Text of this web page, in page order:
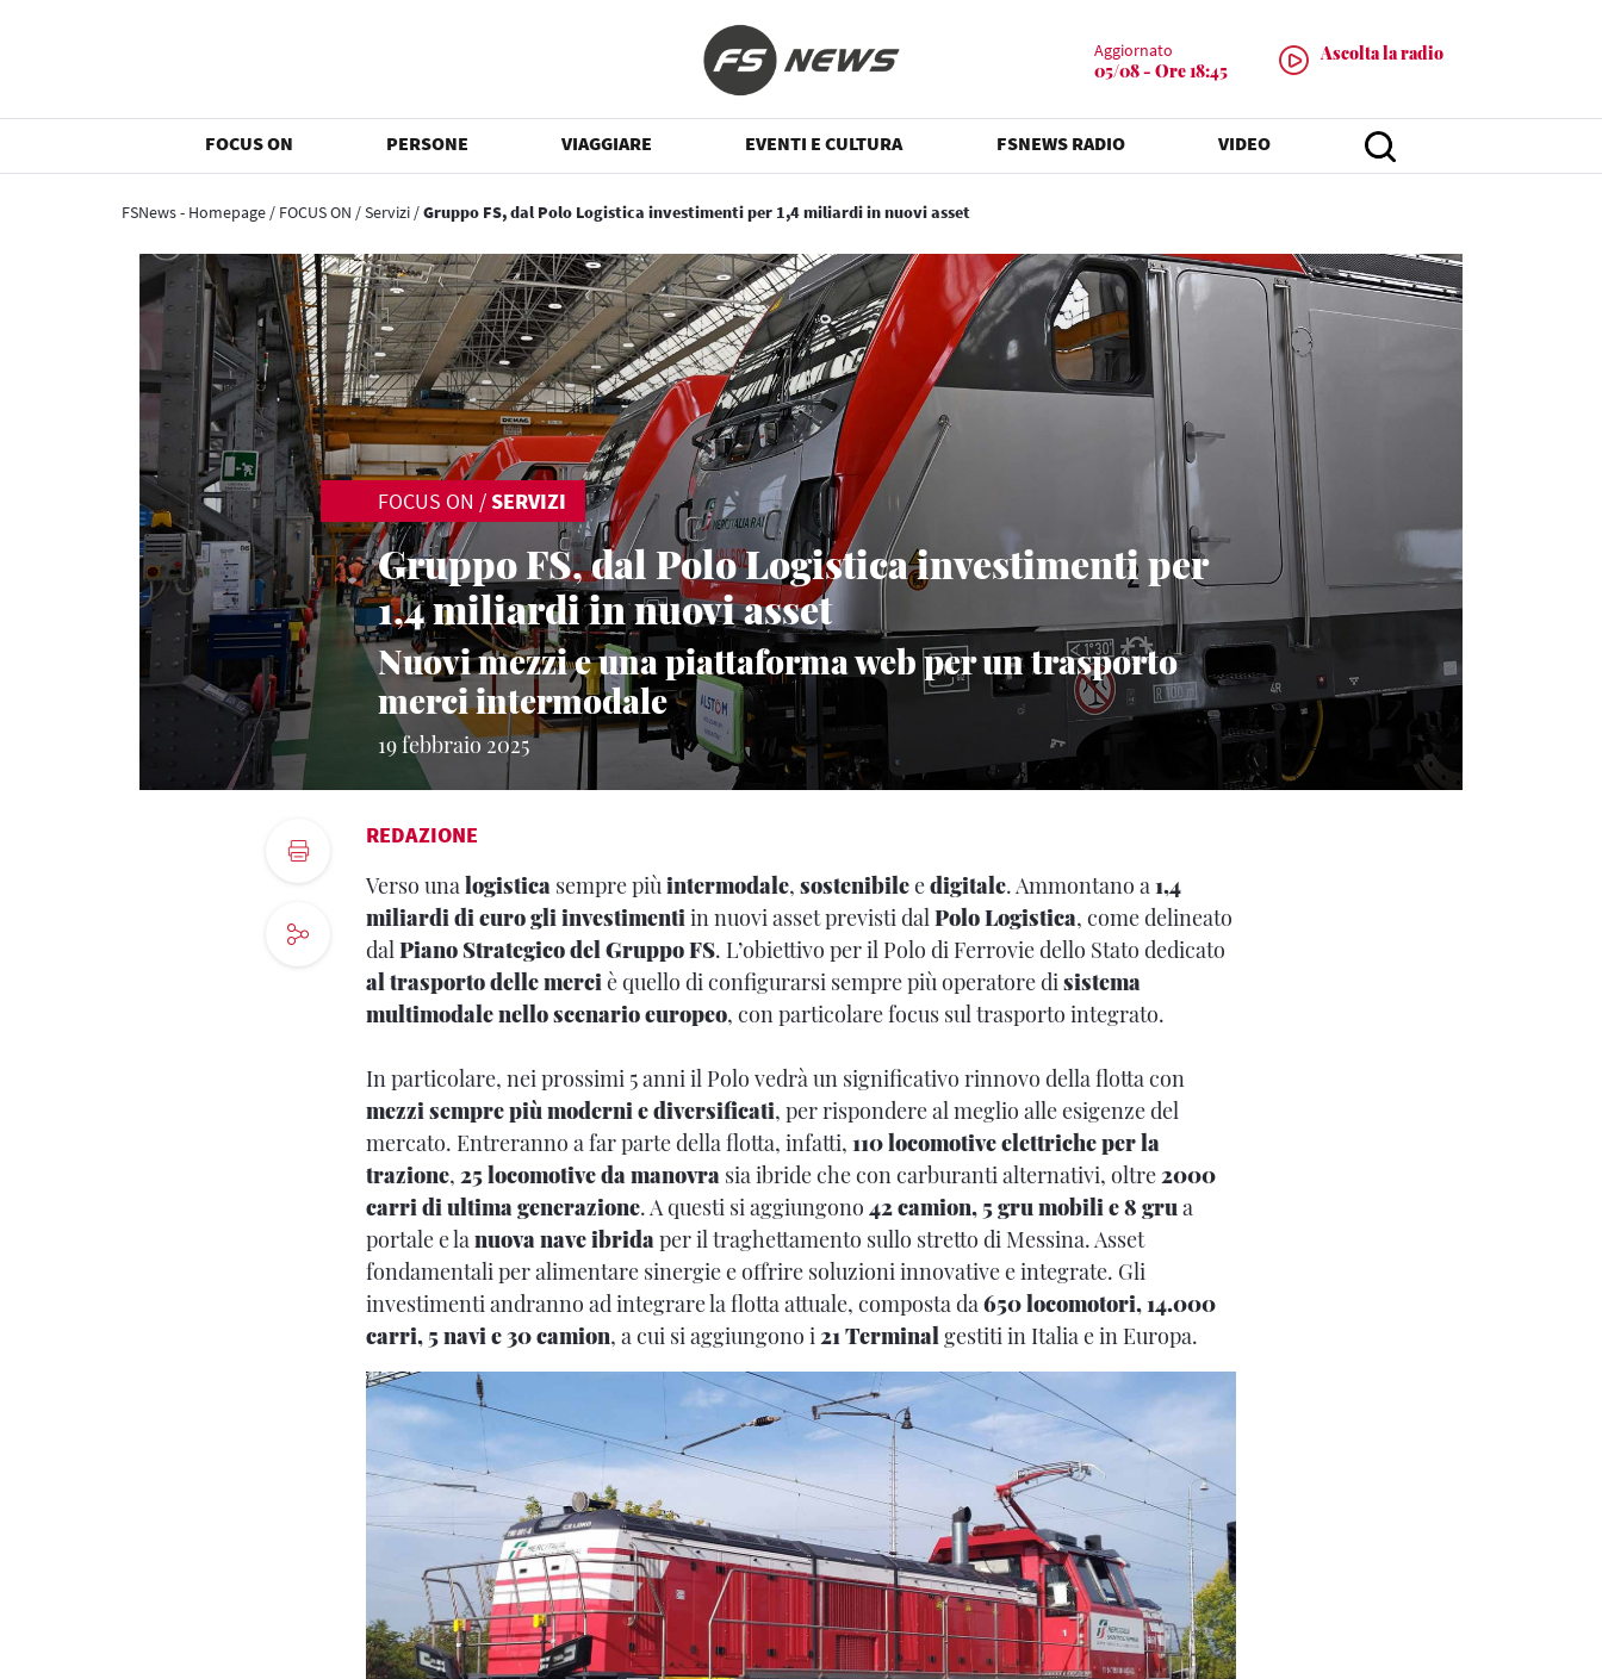
Aggiornato
05/08 - Ore 18:45
Ascolta la radio
FOCUS ON PERSONE VIAGGIARE EVENTI E CULTURA FSNEWS RADIO VIDEO
FSNews - Homepage / FOCUS ON /Servizi /Gruppo FS, dal Polo Logistica investimenti per 1,4 miliardi in nuovi asset
FOCUS ON /SERVIZI
Gruppo FS, dal Polo Logistica investimenti per
1,4 miliardi in nuovi asset
Nuovi mezzi e una piattaforma web per un trasporto
merci intermodale
19 febbraio 2025
REDAZIONE
Verso unalogistica sempre piùintermodale, sostenibileedigitale. Ammontano a1,4
miliardi di euro gli investimentiin nuovi asset previsti dalPolo Logistica, come delineato
dalPiano Strategico del Gruppo FS. L’obiettivo per il Polo di Ferrovie dello Stato dedicato
al trasporto delle merciè quello di configurarsi sempre più operatore disistema
multimodale nello scenario europeo, con particolare focus sul trasporto integrato.
In particolare, nei prossimi 5 anni il Polo vedrà un significativo rinnovo della flotta con
mezzi sempre più moderni e diversificati, per rispondere al meglio alle esigenze del
mercato. Entreranno a far parte della flotta, infatti, 110 locomotive elettriche per la
trazione, 25 locomotive da manovra sia ibride che con carburanti alternativi, oltre2000
carri di ultima generazione. A questi si aggiungono 42 camion, 5 gru mobili e 8 grua
portale e lanuova nave ibridaper il traghettamento sullo stretto di Messina. Asset
fondamentali per alimentare sinergie e offrire soluzioni innovative e integrate. Gli
investimenti andranno ad integrare la flotta attuale, composta da650 locomotori, 14.000
carri, 5 navi e 30 camion, a cui si aggiungono i21 Terminalgestiti in Italia e in Europa.